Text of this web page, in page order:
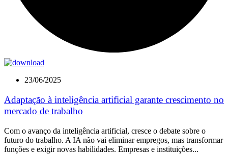
23/06/2025
Adaptação à inteligência artificial garante crescimento no
mercado de trabalho
Com o avanço da inteligência artificial, cresce o debate sobre o
futuro do trabalho. A IA não vai eliminar empregos, mas transformar
funções e exigir novas habilidades. Empresas e instituições...